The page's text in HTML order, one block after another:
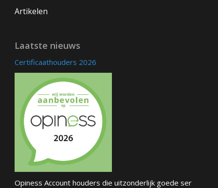
Artikelen
Laatste nieuws
Certificaathouders 2026
Opiness Account houders die uitzonderlijk goede ser